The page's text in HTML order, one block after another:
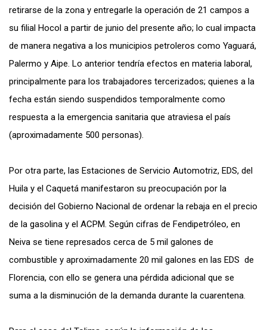
retirarse de la zona y entregarle la operación de 21 campos a
su filial Hocol a partir de junio del presente año; lo cual impacta
de manera negativa a los municipios petroleros como Yaguará,
Palermo y Aipe. Lo anterior tendría efectos en materia laboral,
principalmente para los trabajadores tercerizados; quienes a la
fecha están siendo suspendidos temporalmente como
respuesta a la emergencia sanitaria que atraviesa el país
(aproximadamente 500 personas).
Por otra parte, las Estaciones de Servicio Automotriz, EDS, del
Huila y el Caquetá manifestaron su preocupación por la
decisión del Gobierno Nacional de ordenar la rebaja en el precio
de la gasolina y el ACPM. Según cifras de Fendipetróleo, en
Neiva se tiene represados cerca de 5 mil galones de
combustible y aproximadamente 20 mil galones en las EDS de
Florencia, con ello se genera una pérdida adicional que se
suma a la disminución de la demanda durante la cuarentena.